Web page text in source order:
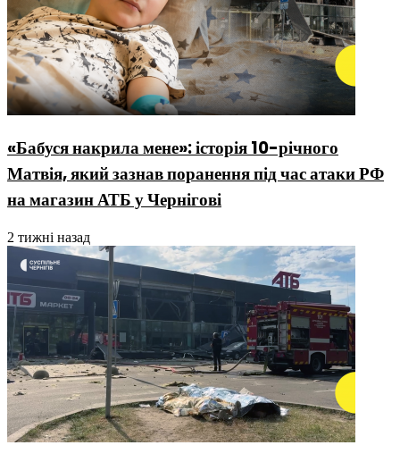
«Бабуся накрила мене»: історія 10-річного
Матвія, який зазнав поранення під час атаки РФ
на магазин АТБ у Чернігові
2 тижні назад